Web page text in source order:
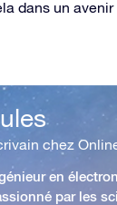
dans un avenir
chez
en
par les